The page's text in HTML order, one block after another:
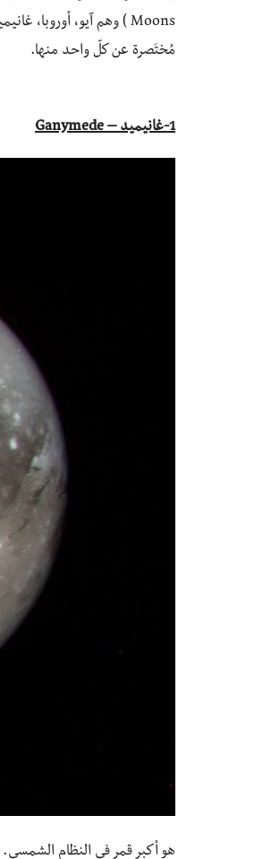
مُختَصرة عن كلّ واحد منها.
1-غانيميد – Ganymede
هو أكبر قمر في النظام الشمسي.